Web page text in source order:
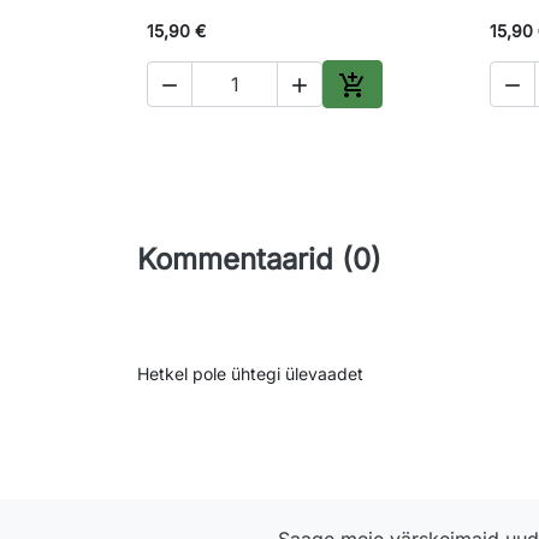
15,90 €
  
Lisa ostukorvi
15,90

Kommentaarid (0)
Hetkel pole ühtegi ülevaadet